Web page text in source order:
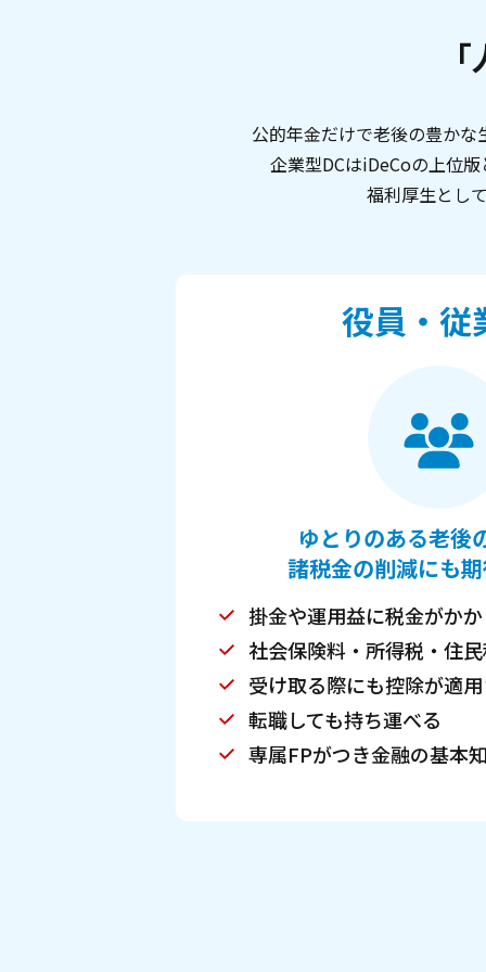
公的年金だけで老後の豊か
企業型DCはiDeCoの上位
福利厚生とし
役員・従
ゆとりのある老後
諸税金の削減にも
掛金や運用益に税金がか
社会保険料・所得税・住
受け取る際にも控除が適
転職しても持ち運べる
専属FPがつき金融の基本